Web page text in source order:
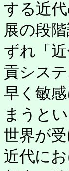
する近
展の段
ずれ「
貢シス
早く敏
まうと
世界が
近代に